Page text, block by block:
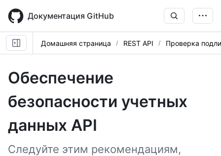
main
content
Документация GitHub
Домашняя страница REST API Проверка
Обеспечение
безопасности учетных
данных API
Следуйте этим рекомендациям,